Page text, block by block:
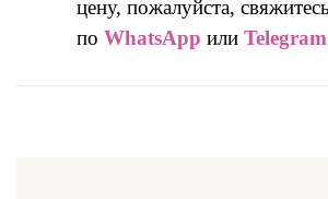
цену, пожалуйста,
по WhatsApp или Telegram